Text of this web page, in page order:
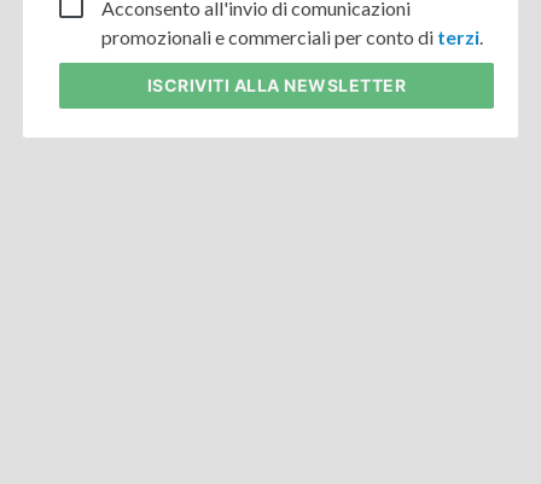
Acconsento all'invio di comunicazioni
promozionali e commerciali per conto di terzi.
ISCRIVITI ALLA NEWSLETTER